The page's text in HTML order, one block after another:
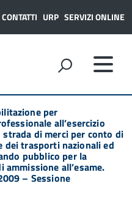
CONTATTI URP SERVIZI ONLINE
per
all’esercizio
di merci per conto di
trasporti nazionali ed
pubblico per la
all’esame.
– Sessione